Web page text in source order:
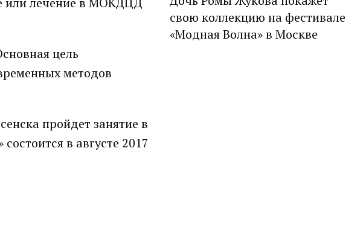
цель
методов
пройдет занятие в
в августе 2017
свою коллекцию на фестивале
«Модная Волна» в Москве